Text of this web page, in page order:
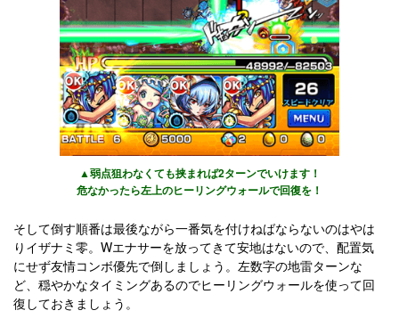
▲弱点狙わなくても挟まれば2ターンでいけます！
危なかったら左上のヒーリングウォールで回復を！
そして倒す順番は最後ながら一番気を付けねばならないのはやは
りイザナミ零。Wエナサーを放ってきて安地はないので、配置気
にせず友情コンボ優先で倒しましょう。左数字の地雷ターンな
ど、穏やかなタイミングあるのでヒーリングウォールを使って回
復しておきましょう。